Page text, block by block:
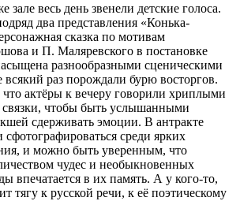
весь день звенели детские голоса.
два представления «Конька-
сказка по мотивам
и П. Маляревского в постановке
разнообразными сценическими
раз порождали бурю восторгов.
что актёры к вечеру говорили хриплыми
связки, чтобы быть услышанными
сдерживать эмоции. В антракте
среди ярких
и можно быть уверенным, что
чудес и необыкновенных
впечатается в их память. А у кого-то,
тягу к русской речи, к её поэтическому